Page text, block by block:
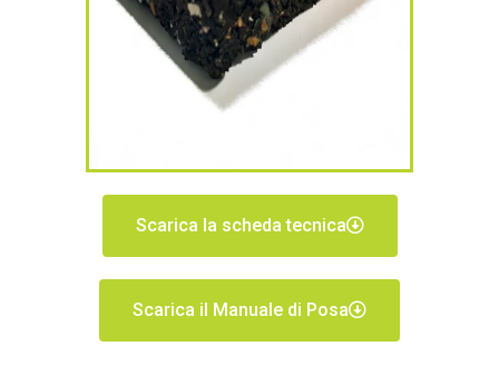
Scarica la scheda tecnica
Scarica il Manuale di Posa